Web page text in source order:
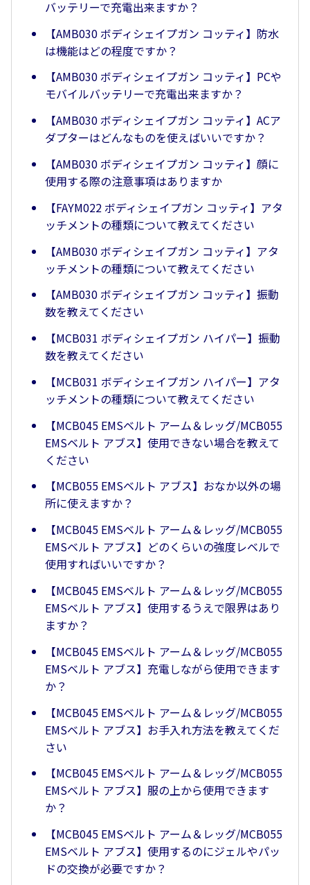
バッテリーで充電出来ますか？
【AMB030 ボディシェイプガン コッティ】防水
は機能はどの程度ですか？
【AMB030 ボディシェイプガン コッティ】PCや
モバイルバッテリーで充電出来ますか？
【AMB030 ボディシェイプガン コッティ】ACア
ダプターはどんなものを使えばいいですか？
【AMB030 ボディシェイプガン コッティ】顔に
使用する際の注意事項はありますか
【FAYM022 ボディシェイプガン コッティ】アタ
ッチメントの種類について教えてください
【AMB030 ボディシェイプガン コッティ】アタ
ッチメントの種類について教えてください
【AMB030 ボディシェイプガン コッティ】振動
数を教えてください
【MCB031 ボディシェイプガン ハイパー】振動
数を教えてください
【MCB031 ボディシェイプガン ハイパー】アタ
ッチメントの種類について教えてください
【MCB045 EMSベルト アーム＆レッグ/MCB055
EMSベルト アブス】使用できない場合を教えて
ください
【MCB055 EMSベルト アブス】おなか以外の場
所に使えますか？
【MCB045 EMSベルト アーム＆レッグ/MCB055
EMSベルト アブス】どのくらいの強度レベルで
使用すればいいですか？
【MCB045 EMSベルト アーム＆レッグ/MCB055
EMSベルト アブス】使用するうえで限界はあり
ますか？
【MCB045 EMSベルト アーム＆レッグ/MCB055
EMSベルト アブス】充電しながら使用できます
か？
【MCB045 EMSベルト アーム＆レッグ/MCB055
EMSベルト アブス】お手入れ方法を教えてくだ
さい
【MCB045 EMSベルト アーム＆レッグ/MCB055
EMSベルト アブス】服の上から使用できます
か？
【MCB045 EMSベルト アーム＆レッグ/MCB055
EMSベルト アブス】使用するのにジェルやパッ
ドの交換が必要ですか？